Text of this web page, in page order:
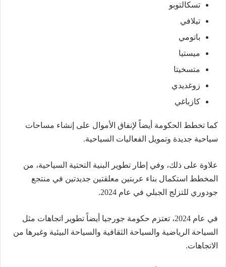
تسكالتوبو
تيلافي
باتومي
ميستيا
متسخيتا
زوغديدي
كازباغي
كما تخطط الحكومة أيضاً لإنفاق الأموال على إنشاء مساحات
سياحية جديدة وتمويل الفعاليات السياحية.
علاوة على ذلك، وفي إطار تطوير البنية التحتية السياحية، من
المخطط استكمال بناء عربتين معلقتين جديدتين في منتجع
جودوري للتزلج الجبلي في عام 2024.
في عام 2024، تعتزم حكومة جورجيا أيضاً تطوير اتجاهات مثل
السياحة الرياضية والسياحة الثقافية والسياحة البيئية وغيرها من
الاتجاهات.